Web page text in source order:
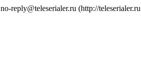
no-reply@teleserialer.ru (http://